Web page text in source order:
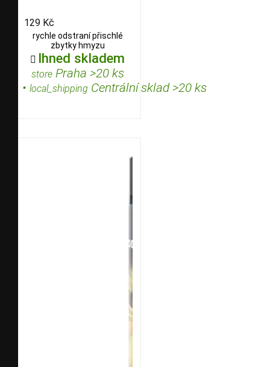
129 Kč
rychle odstraní přischlé
zbytky hmyzu
 Ihned skladem
storePraha >20 ks
• local_shipping Centrální sklad >20 ks